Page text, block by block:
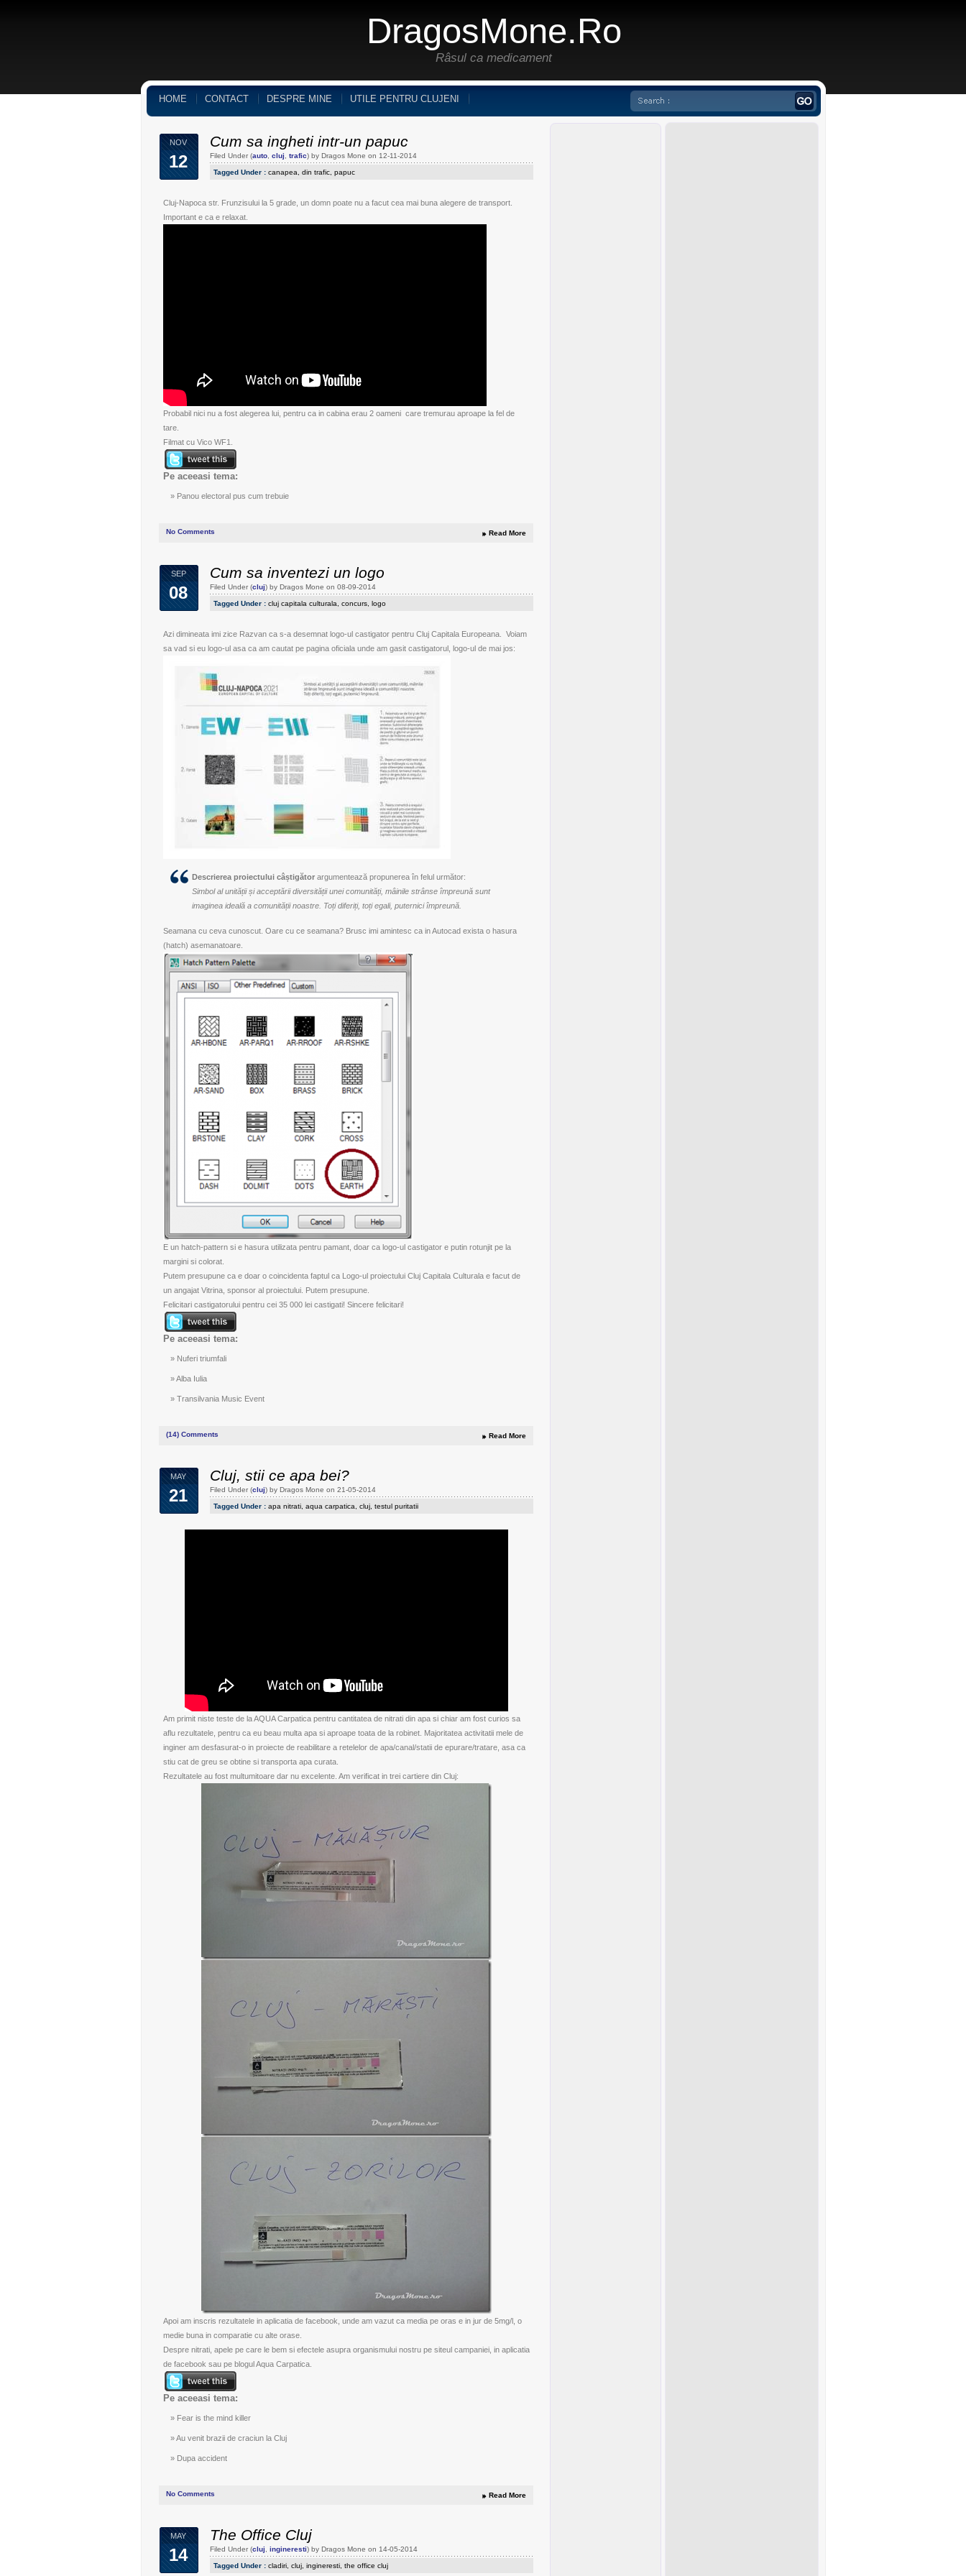
DragosMone.ro
Râsul ca medicament
HOME CONTACT DESPRE MINE UTILE PENTRU CLUJENI
NOV
12
Cum sa ingheti intr-un papuc
Filed Under (auto, cluj trafic) by Dragos Mone on 12-11-2014
Tagged Under : canapea din trafic, papuc
Cluj-Napoca str. Frunzisului la 5 grade, un domn poate nu a facut cea mai buna alegere de transport.
Important e ca e relaxat.
Probabil nici nu a fost alegerea lui, pentru ca in cabina erau 2 oameni care tremurau aproape la fel de
tare.
Filmat cu Vico WF1.
Pe aceeasi tema:
Panou electoral pus cum trebuie
No Comments Read More
SEP
08
Cum sa inventezi un logo
Filed Under (cluj) by Dragos Mone on 08-09-2014
Tagged Under : cluj capitala culturala concurs, logo
Azi dimineata imi zice Razvan ca s-a desemnat logo-ul castigator pentru Cluj Capitala Europeana. Voiam
sa vad si eu logo-ul asa ca am cautat pe pagina oficialaunde am gasit castigatorul, logo-ul de mai jos:
Descrierea proiectului câștigătorargumentează propunerea în felul următor:
Simbol al unității și acceptării diversității unei comunități, mâinile strânse împreună sunt
imaginea ideală a comunității noastre. Toți diferiți, toți egali, puternici împreună.
Seamana cu ceva cunoscut. Oare cu ce seamana? Brusc imi amintesc ca in Autocad exista o hasura
(hatch) asemanatoare.
E un hatch-pattern si e hasura utilizata pentru pamant, doar ca logo-ul castigator e putin rotunjit pe la
margini si colorat.
Putem presupune ca e doar o coincidenta faptul ca Logo-ul proiectului Cluj Capitala Culturala e facut de
un angajat Vitrina, sponsor al proiectului. Putem presupune.
Felicitari castigatorului pentru cei 35 000 lei castigati! Sincere felicitari!
Pe aceeasi tema:
Nuferi triumfali
Alba Iulia
Transilvania Music Event
(14)Comments Read More
MAY
21
Cluj, stii ce apa bei?
Filed Under (cluj) by Dragos Mone on 21-05-2014
Tagged Under : apa nitrati, aqua carpatica cluj, testul puritatii
Am primit niste teste de la AQUA Carpatica pentru cantitatea de nitrati din apa si chiar am fost curios sa
aflu rezultatele, pentru ca eu beau multa apa si aproape toata de la robinet. Majoritatea activitatii mele de
inginer am desfasurat-o in proiecte de reabilitare a retelelor de apa/canal/statii de epurare/tratare, asa ca
stiu cat de greu se obtine si transporta apa curata.
Rezultatele au fost multumitoare dar nu excelente. Am verificat in trei cartiere din Cluj:
Apoi am inscris rezultatele in aplicatia de facebook , unde am vazut ca media pe oras e in jur de 5mg/l, o
medie buna in comparatie cu alte orase.
Despre nitrati, apele pe care le bem si efectele asupra organismului nostru pe siteul campaniei, in aplicatia
de facebook sau pe blogul Aqua Carpatica.
Pe aceeasi tema:
Fear is the mind killer
Au venit brazii de craciun la Cluj
Dupa accident
No Comments Read More
MAY
14
The Office Cluj
Filed Under (cluj ingineresti) by Dragos Mone on 14-05-2014
Tagged Under : cladiri, cluj, ingineresti, the office cluj